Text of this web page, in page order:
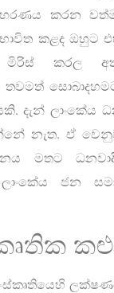
කරන
කළද ඔහුට
කරල
දැන් ලාංකේය
නැත. ඒ
මතට
ජන